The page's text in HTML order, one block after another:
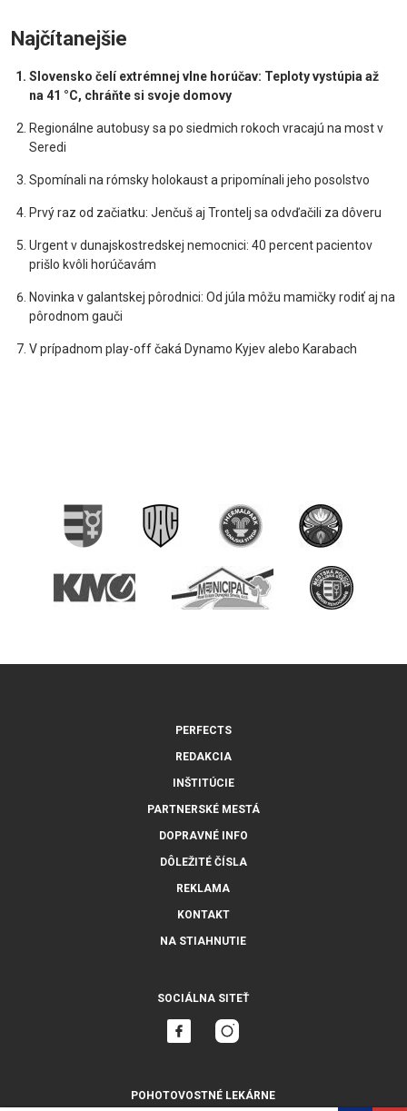
Najčítanejšie
Slovensko čelí extrémnej vlne horúčav: Teploty vystúpia až
na 41 °C, chráňte si svoje domovy
Regionálne autobusy sa po siedmich rokoch vracajú na most v
Seredi
Spomínali na rómsky holokaust a pripomínali jeho posolstvo
Prvý raz od začiatku: Jenčuš aj Trontelj sa odvďačili za dôveru
Urgent v dunajskostredskej nemocnici: 40 percent pacientov
prišlo kvôli horúčavám
Novinka v galantskej pôrodnici: Od júla môžu mamičky rodiť aj na
pôrodnom gauči
V prípadnom play-off čaká Dynamo Kyjev alebo Karabach
PERFECTS
REDAKCIA
INŠTITÚCIE
PARTNERSKÉ MESTÁ
DOPRAVNÉ INFO
DÔLEŽITÉ ČÍSLA
REKLAMA
KONTAKT
NA STIAHNUTIE
SOCIÁLNA SITEŤ
POHOTOVOSTNÉ LEKÁRNE